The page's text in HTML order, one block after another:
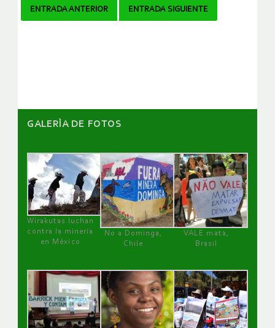
Navegador
ENTRADA ANTERIOR ENTRADA SIGUIENTE
GALERÌA DE FOTOS
Wirakutas luchan
contra la minería
en México
No a Dominga,
Chile
VALE mata,
Brasil